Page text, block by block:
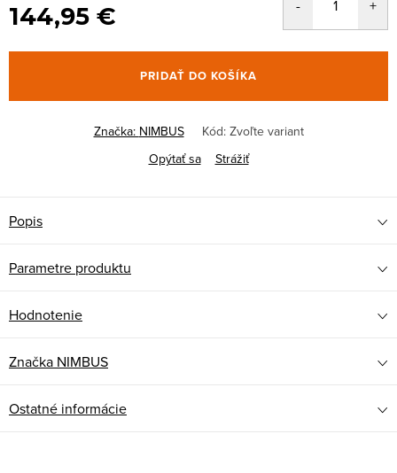
144,95 €
PRIDAŤ DO KOŠÍKA
Značka: NIMBUS Kód: Zvoľte variant
Opýtať sa
Strážiť
Popis
Parametre produktu
Hodnotenie
Značka NIMBUS
Ostatné informácie